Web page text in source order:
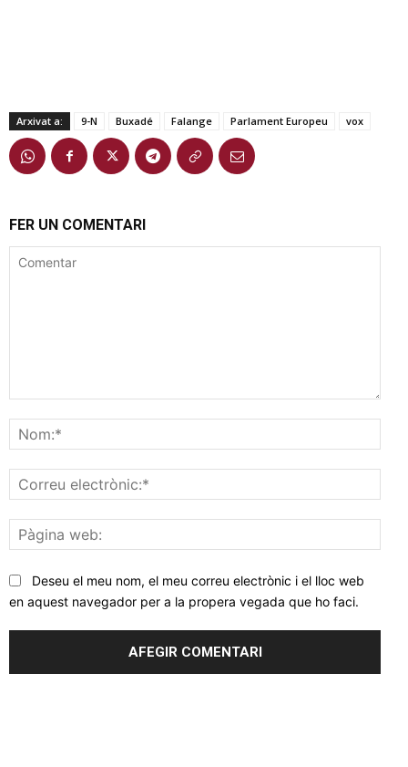
Arxivat a: 9-N Buxadé Falange Parlament Europeu vox
FER UN COMENTARI
web:
Deseu el meu nom, el meu correu electrònic i el lloc web
en aquest navegador per a la propera vegada que ho faci.